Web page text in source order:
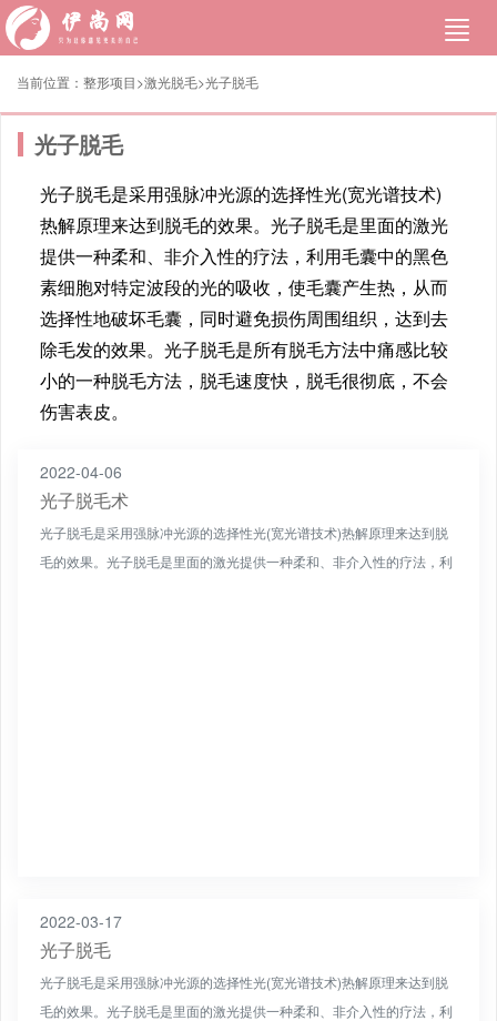
当前位置： 整形项目>激光脱毛>光子脱毛
光子脱毛
光子脱毛是采用强脉冲光源的选择性光(宽光谱技术)
热解原理来达到脱毛的效果。光子脱毛是里面的激光
提供一种柔和、非介入性的疗法，利用毛囊中的黑色
素细胞对特定波段的光的吸收，使毛囊产生热，从而
选择性地破坏毛囊，同时避免损伤周围组织，达到去
除毛发的效果。光子脱毛是所有脱毛方法中痛感比较
小的一种脱毛方法，脱毛速度快，脱毛很彻底，不会
伤害表皮。
2022-04-06
光子脱毛术
光子脱毛是采用强脉冲光源的选择性光(宽光谱技术)热解原理来达到脱
毛的效果。光子脱毛是里面的激光提供一种柔和、非介入性的疗法，利
2022-03-17
光子脱毛
光子脱毛是采用强脉冲光源的选择性光(宽光谱技术)热解原理来达到脱
毛的效果。光子脱毛是里面的激光提供一种柔和、非介入性的疗法，利